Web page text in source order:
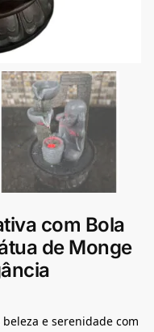
com Bola
de Monge
e serenidade com